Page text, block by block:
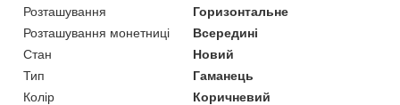
Розташування
Горизонтальне
Розташування монетниці
Всередині
Стан
Новий
Тип
Гаманець
Колір
Коричневий